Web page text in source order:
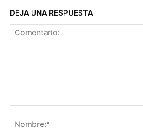
DEJA UNA RESPUESTA